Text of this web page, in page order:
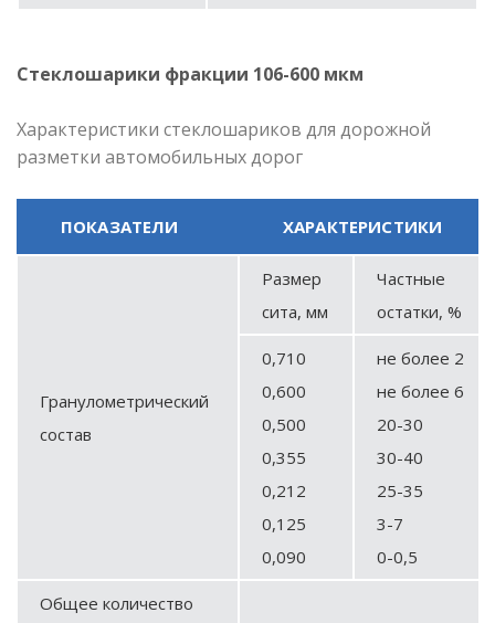
Стеклошарики фракции 106-600 мкм
Характеристики стеклошариков для дорожной
разметки автомобильных дорог
ПОКАЗАТЕЛИ ХАРАКТЕРИСТИКИ
Гранулометрический
состав
Размер
сита, мм
Частные
остатки, %
0,710
0,600
0,500
0,355
0,212
0,125
0,090
не более 2
не более 6
20-30
30-40
25-35
3-7
0-0,5
Общее количество